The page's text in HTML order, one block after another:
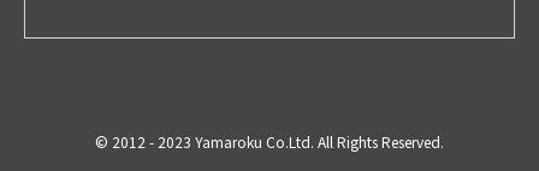
© 2012 - 2023 Yamaroku Co.Ltd. All Rights Reserved.